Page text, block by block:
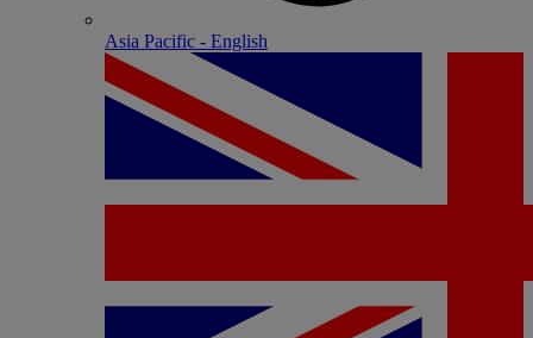
Asia Pacific - English